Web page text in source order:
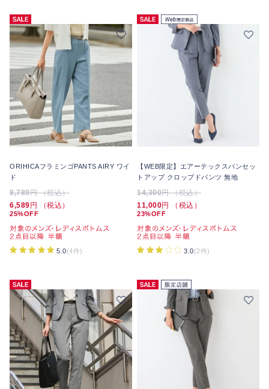
ORIHICAフラミンゴPANTS AIRY ワイ
ド
8,789円 （税込）
6,589 円 （税込）
25%OFF
5.0(4件)
【WEB限定】エアーテックスパンセッ
トアップ クロップドパンツ 無地
14,300円 （税込）
11,000円 （税込）
23%OFF
3.0(2件)